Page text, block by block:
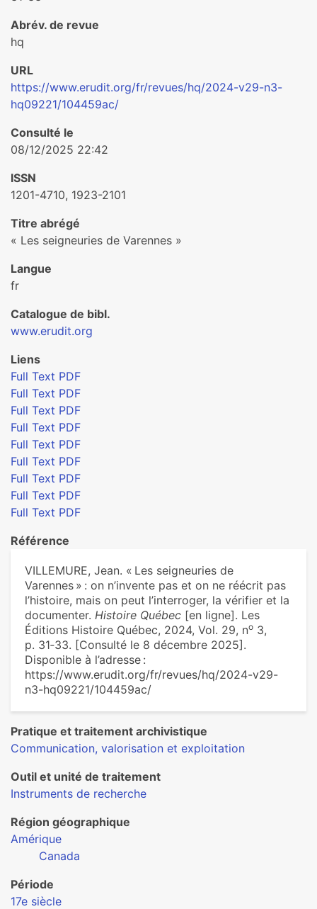
Abrév. de revue
hq
URL
https://www.erudit.org/fr/revues/hq/2024-v29-n3-
hq09221/104459ac/
Consulté le
08/12/2025 22:42
ISSN
1201-4710, 1923-2101
Titre abrégé
« Les seigneuries de Varennes »
Langue
fr
Catalogue de bibl.
www.erudit.org
Liens
Full Text PDF
Full Text PDF
Full Text PDF
Full Text PDF
Full Text PDF
Full Text PDF
Full Text PDF
Full Text PDF
Full Text PDF
Référence
VILLEMURE, Jean. « Les seigneuries de
Varennes » : on n’invente pas et on ne réécrit pas
l’histoire, mais on peut l’interroger, la vérifier et la
documenter. Histoire Québec [en ligne]. Les
Éditions Histoire Québec, 2024, Vol. 29, no 3,
p. 31‑33. [Consulté le 8 décembre 2025].
Disponible à l’adresse :
https://www.erudit.org/fr/revues/hq/2024-v29-
n3-hq09221/104459ac/
Pratique et traitement archivistique
Communication, valorisation et exploitation
Outil et unité de traitement
Instruments de recherche
Région géographique
Amérique
Canada
Période
17e siècle